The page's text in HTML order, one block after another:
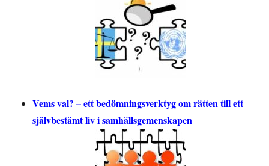
Vems val? – ett bedömningsverktyg om rätten till ett
självbestämt liv i samhällsgemenskapen